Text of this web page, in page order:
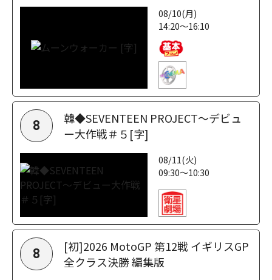
08/10(月)
14:20～16:10
8
韓◆SEVENTEEN PROJECT～デビュ
ー大作戦＃５[字]
08/11(火)
09:30～10:30
8
[初]2026 MotoGP 第12戦 イギリスGP
全クラス決勝 編集版